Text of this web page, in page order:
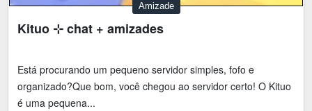
Amizade
Kituo ⊹ chat + amizades
Está procurando um pequeno servidor simples, fofo e
organizado?Que bom, você chegou ao servidor certo! O Kituo
é uma pequena...